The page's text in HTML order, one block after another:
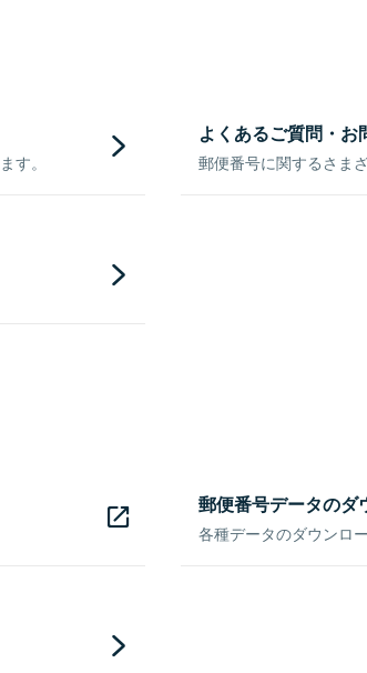
す。
よくあるご質問・お
郵便番号に関するさま
郵便番号データのダ
各種データのダウンロ